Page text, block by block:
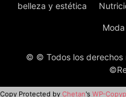
belleza y estética
© © Todos los derechos
Copy Protected by Chetan's WP-